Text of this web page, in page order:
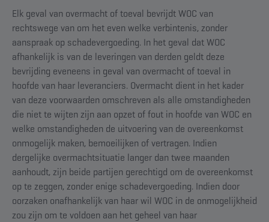
Elk geval van overmacht of toeval bevrijdt WOC van
rechtswege van om het even welke verbintenis, zonder
aanspraak op schadevergoeding. In het geval dat WOC
afhankelijk is van de leveringen van derden geldt deze
bevrijding eveneens in geval van overmacht of toeval in
hoofde van haar leveranciers. Overmacht dient in het kader
van deze voorwaarden omschreven als alle omstandigheden
die niet te wijten zijn aan opzet of fout in hoofde van WOC en
welke omstandigheden de uitvoering van de overeenkomst
onmogelijk maken, bemoeilijken of vertragen. Indien
dergelijke overmachtsituatie langer dan twee maanden
aanhoudt, zijn beide partijen gerechtigd om de overeenkomst
op te zeggen, zonder enige schadevergoeding. Indien door
oorzaken onafhankelijk van haar wil WOC in de onmogelijkheid
zou zijn om te voldoen aan het geheel van haar